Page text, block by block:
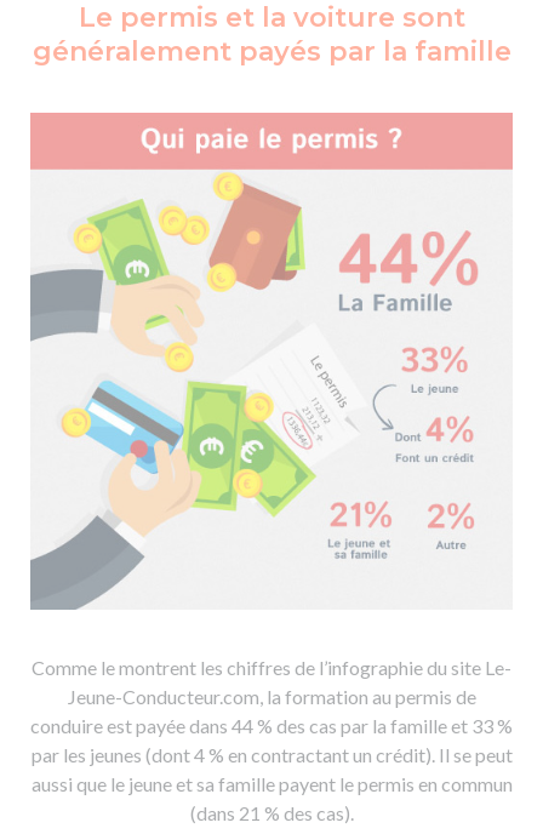
Le permis et la voiture sont
généralement payés par la famille
Comme le montrent les chiffres de l’infographie du site Le-
Jeune-Conducteur.com, la formation au permis de
conduire est payée dans 44 % des cas par la famille et 33 %
par les jeunes (dont 4 % en contractant un crédit). Il se peut
aussi que le jeune et sa famille payent le permis en commun
(dans 21 % des cas).